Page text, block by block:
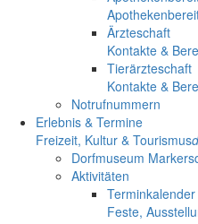
Ärzteschaft
Kontakte &
Tierärzteschaft
Kontakte &
Notrufnummern
Erlebnis & Termine
Freizeit, Kultur & Tourismus
Dorfmuseum
Aktivitäten
Terminkalender
Feste,